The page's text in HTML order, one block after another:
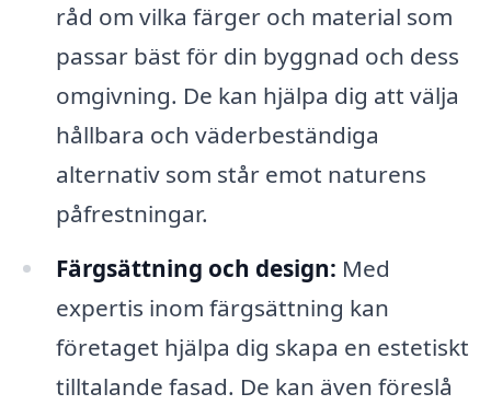
råd om vilka färger och material som
passar bäst för din byggnad och dess
omgivning. De kan hjälpa dig att välja
hållbara och väderbeständiga
alternativ som står emot naturens
påfrestningar.
Färgsättning och design: Med
expertis inom färgsättning kan
företaget hjälpa dig skapa en estetiskt
tilltalande fasad. De kan även föreslå